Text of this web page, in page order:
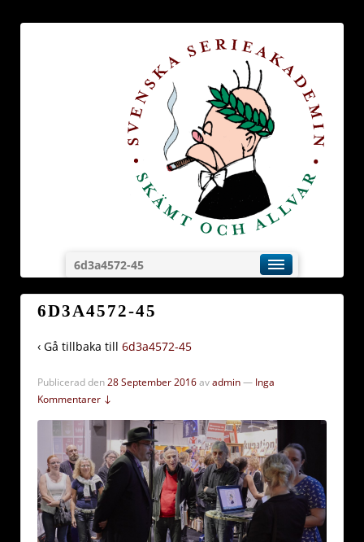
6d3a4572-45
6D3A4572-45
‹ Gå tillbaka till 6d3a4572-45
Publicerad den28 September 2016avadmin— Inga
Kommentarer ↓